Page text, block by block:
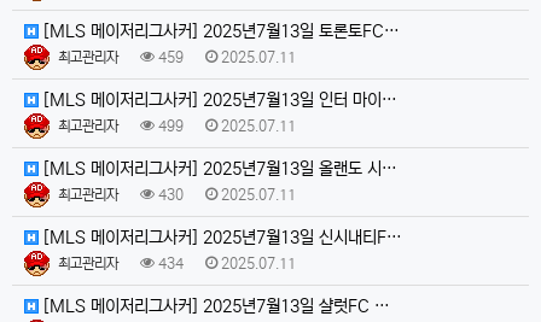
[MLS 메이저리그사커] 2025년7월13일 토론토FC…
최고관리자 459 2025.07.11
[MLS 메이저리그사커] 2025년7월13일 인터 마이…
최고관리자 499 2025.07.11
[MLS 메이저리그사커] 2025년7월13일 올랜도 시…
최고관리자 430 2025.07.11
[MLS 메이저리그사커] 2025년7월13일 신시내티F…
최고관리자 434 2025.07.11
[MLS 메이저리그사커] 2025년7월13일 샬럿FC …